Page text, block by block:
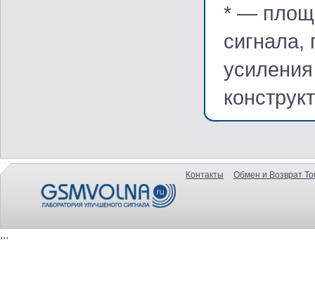
* —
сигнала,
Контакты Обмен и Возврат
...